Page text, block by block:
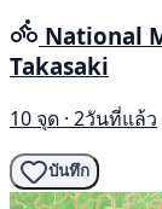
National
Takasaki
10 จุด · 2วันที่แล้ว
บันทึก